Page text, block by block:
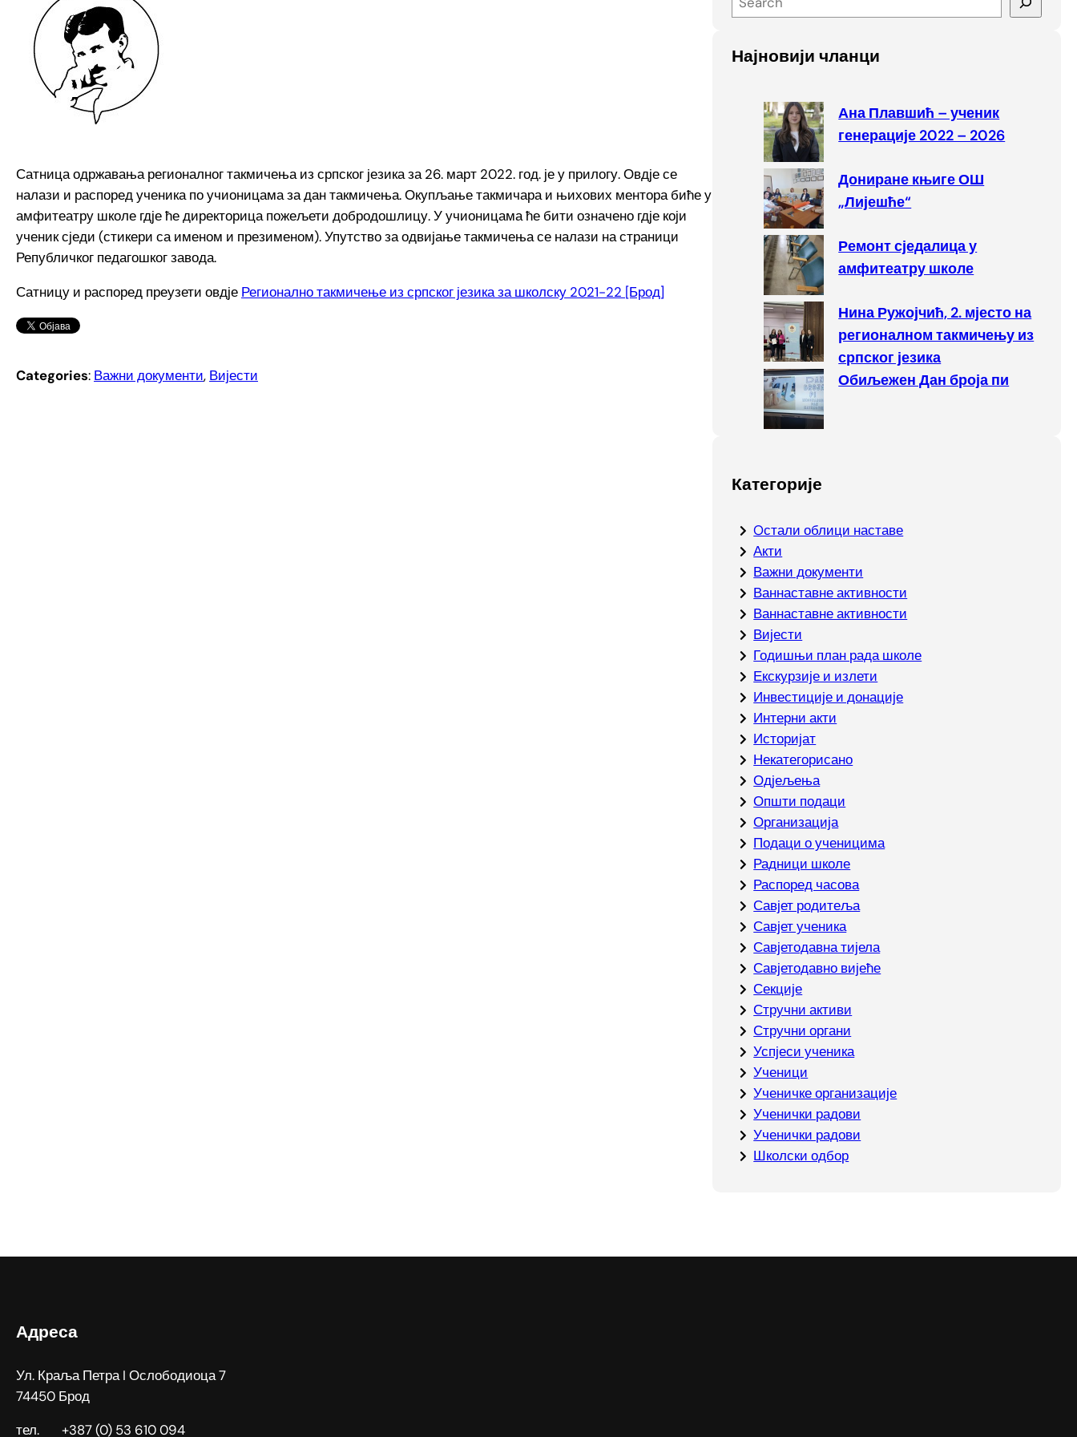
Сатница одржавања регионалног такмичења из српског језика за 26. март 2022. год. је у прилогу. Овдје се
налази и распоред ученика по учионицама за дан такмичења. Окупљање такмичара и њихових ментора биће у
амфитеатру школе гдје ће директорица пожељети добродошлицу. У учионицама ће бити означено гдје који
ученик сједи (стикери са именом и презименом). Упутство за одвијање такмичења се налази на страници
Републичког педагошког завода.
Сатницу и распоред преузети овдје Регионално такмичење из српског језика за школску 2021-22 [Брод]
Categories: Важни документи, Вијести
e
r
Најновији чланци
Ана Плавшић – ученик
генерације 2022 – 2026
Дониране књиге ОШ
„Лијешће“
Ремонт сједалица у
амфитеатру школе
Нина Ружојчић, 2. мјесто на
регионалном такмичењу из
српског језика
Обиљежен Дан броја пи
Категорије
Oстали облици наставе
Акти
Важни документи
Ваннаставне активности
Ваннаставне активности
Вијести
Годишњи план рада школе
Екскурзије и излети
Инвестиције и донације
Интерни акти
Историјат
Некатегорисано
Одјељења
Општи подаци
Организација
Подаци о ученицима
Радници школе
Распоред часова
Савјет родитеља
Савјет ученика
Савјетодавна тијела
Савјетодавно вијеће
Секције
Стручни активи
Стручни органи
Успјеси ученика
Ученици
Ученичке организације
Ученички радови
Ученички радови
Школски одбор
Адреса
Ул. Краља Петра I Ослободиоца 7
74450 Брод
тел. +387 (0) 53 610 094